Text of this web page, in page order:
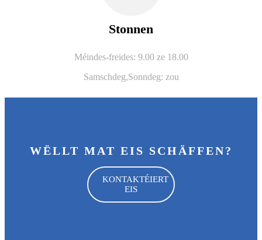
Stonnen
Méindes-freides: 9.00 ze 18.00
Samschdeg,Sonndeg: zou
WËLLT MAT EIS SCHÄFFEN?
KONTAKTÉIERT
EIS